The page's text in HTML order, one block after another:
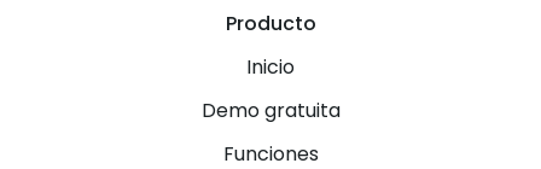
Producto
Inicio
Demo gratuita
Funciones